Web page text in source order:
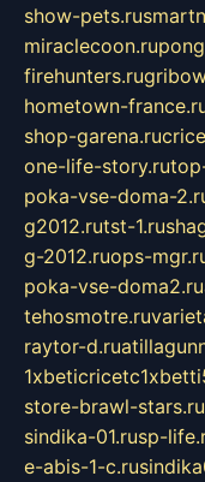
show-pets.ru
miraclecoon.ru
firehunters.ru
hometown-
shop-garena.ru
one-life-story.ru
poka-vse-doma-
g2012.rutst-1.ru
g-2012.ruops-
poka-vse-doma2.ru
tehosmotre.ru
raytor-d.ru
store-brawl-stars.ru
sindika-01.rusp-
e-abis-1-c.ru